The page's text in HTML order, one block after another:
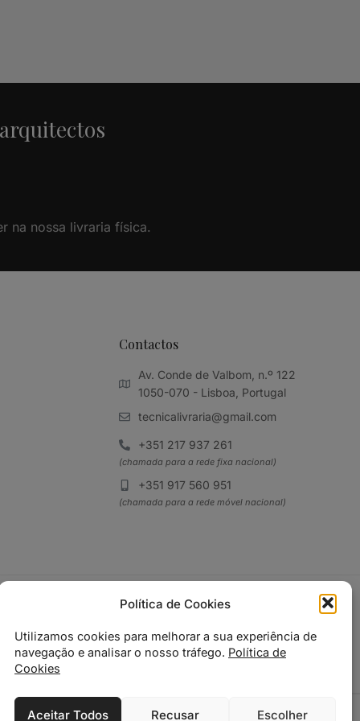
Política de Cookies
Utilizamos cookies para melhorar a sua experiência de
navegação e analisar o nosso tráfego. Política de
Cookies
Aceitar Todos Recusar Escolher
na nossa livraria física.
Contactos
Av. Conde de Valbom, n.º 122
1050-070 - Lisboa, Portugal
tecnicalivraria@gmail.com
+351 217 937 261
(chamada para a rede fixa nacional)
+351 917 560 951
(chamada para a rede móvel nacional)